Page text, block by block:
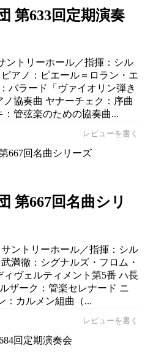
第633回定期演奏
ントリーホール／指揮：シル
アノ：ピエール＝ロラン・エ
バラード「ヴァイオリン弾き
協奏曲 ヤナーチェク：序曲
：管弦楽のための協奏曲...
レビューを書く
第667回名曲シリ
ントリーホール／指揮：シル
満徹：シグナルズ・フロム・
ヴェルティメント第5番 ハ長
ザーク：管楽セレナード ニ
：カルメン組曲（...
レビューを書く